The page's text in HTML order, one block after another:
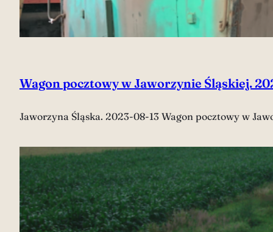
Wagon pocztowy w Jaworzynie Śląskiej.
Jaworzyna Śląska. 2023-08-13 Wagon pocztowy w